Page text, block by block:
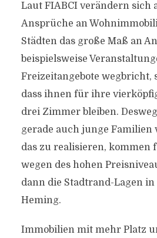
Laut FIABCI verändern sich
Ansprüche an
Städten das große Maß an
beispielsweise
Freizeitangebote wegbricht,
dass ihnen für ihre
drei Zimmer bleiben.
gerade auch junge Familien
das zu realisieren, kommen
wegen des hohen
dann die Stadtrand-Lagen in
Heming.
Immobilien mit mehr Platz